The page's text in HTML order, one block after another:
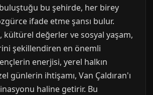
bu şehirde, her birey
ifade etme şansı bulur.
kültürel değerler ve sosyal yaşam,
şekillendiren en önemli
enerjisi, yerel halkın
günlerin ihtişamı, Van Çaldıran'ı
haline getirir. Bu